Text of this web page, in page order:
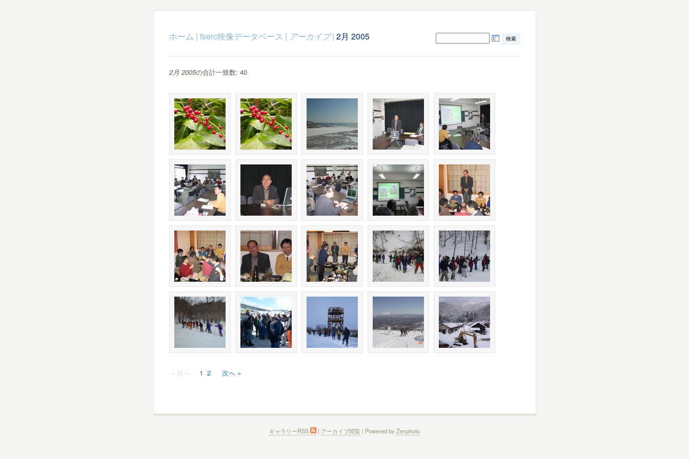
ホーム | fserc映像データベース | アーカイブ| 2月 2005
2月 2005の合計一致数: 40
« 前へ 1 2 次へ »
ギャラリーRSS | アーカイブ閲覧 | Powered by Zenphoto